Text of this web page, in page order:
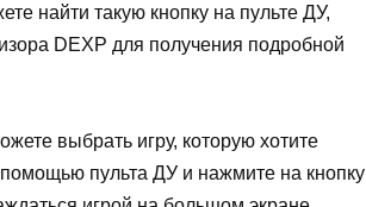
найти такую кнопку на пульте ДУ,
DEXP для получения подробной
выбрать игру, которую хотите
пульта ДУ и нажмите на кнопку